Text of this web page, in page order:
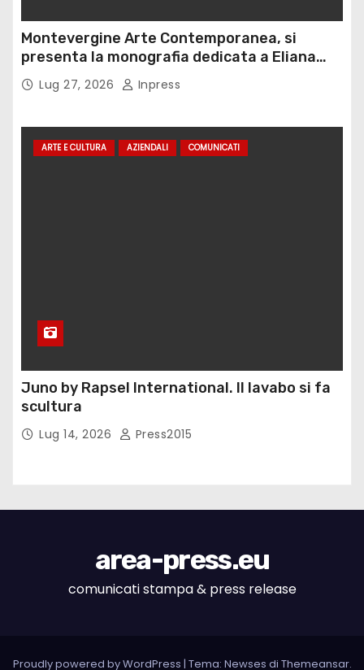
Montevergine Arte Contemporanea, si
presenta la monografia dedicata a Eliana
Adorno
Lug 27, 2026 Inpress
ARTE E CULTURA AZIENDALI COMUNICATI
Juno by Rapsel International. Il lavabo si fa
scultura
Lug 14, 2026 Press2015
area-press.eu
comunicati stampa & press release
Proudly powered by WordPress | Tema: Newses di Themeansar.